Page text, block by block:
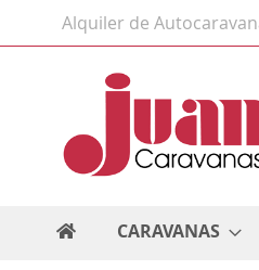
Ir
al
Alquiler de
CARAVANAS